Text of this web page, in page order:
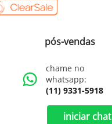
pós-vendas
chame no
whatsapp:
(11) 9331-5918
iniciar chat